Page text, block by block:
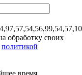
обработку своих
политикой
время